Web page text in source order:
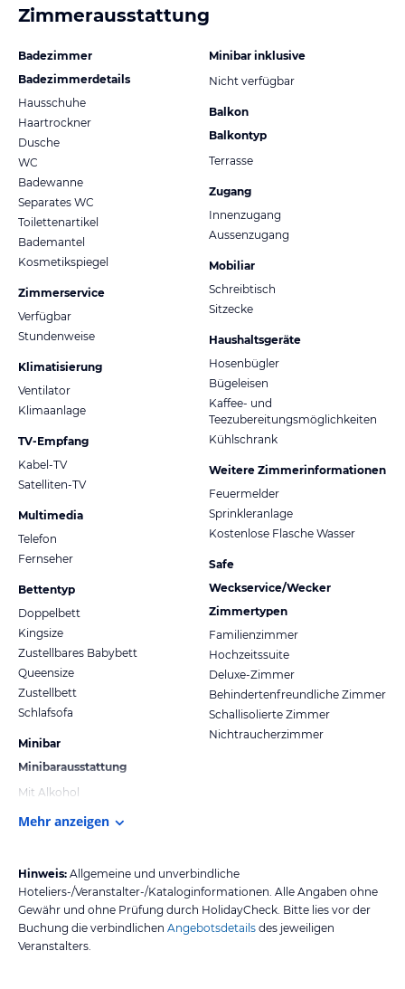
Zimmerausstattung
Badezimmer
Badezimmerdetails
Hausschuhe
Haartrockner
Dusche
WC
Badewanne
Separates WC
Toilettenartikel
Bademantel
Kosmetikspiegel
Zimmerservice
Verfügbar
Stundenweise
Klimatisierung
Ventilator
Klimaanlage
TV-Empfang
Kabel-TV
Satelliten-TV
Multimedia
Telefon
Fernseher
Bettentyp
Doppelbett
Kingsize
Zustellbares Babybett
Queensize
Zustellbett
Schlafsofa
Minibar
Minibarausstattung
Mit Alkohol
Minibar inklusive
Nicht verfügbar
Balkon
Balkontyp
Terrasse
Zugang
Innenzugang
Aussenzugang
Mobiliar
Schreibtisch
Sitzecke
Haushaltsgeräte
Hosenbügler
Bügeleisen
Kaffee- und
Teezubereitungsmöglichkeiten
Kühlschrank
Weitere Zimmerinformationen
Feuermelder
Sprinkleranlage
Kostenlose Flasche Wasser
Safe
Weckservice/Wecker
Zimmertypen
Familienzimmer
Hochzeitssuite
Deluxe-Zimmer
Behindertenfreundliche Zimmer
Schallisolierte Zimmer
Nichtraucherzimmer
Mehr anzeigen
Hinweis: Allgemeine und unverbindliche
Hoteliers-/Veranstalter-/Kataloginformationen. Alle Angaben ohne
Gewähr und ohne Prüfung durch HolidayCheck. Bitte lies vor der
Buchung die verbindlichen Angebotsdetails des jeweiligen
Veranstalters.